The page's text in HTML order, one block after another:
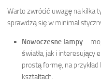
Warto zwrócić uwagę na kilka
sprawdzą się w
Nowoczesne lampy –
światła, jak i interesujący
prostą formę, na
kształtach.